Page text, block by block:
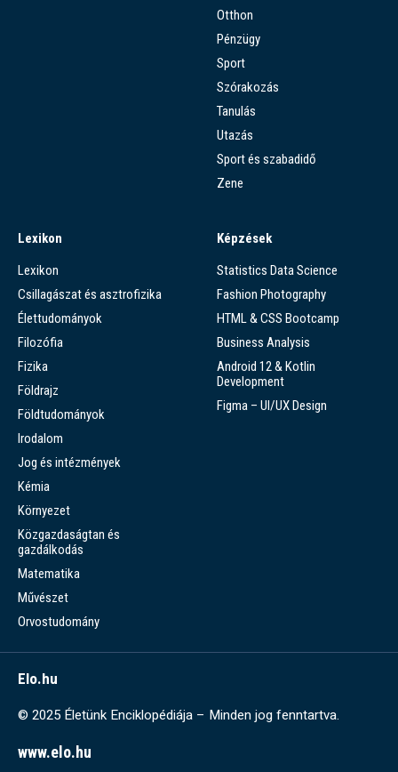
Otthon
Pénzügy
Sport
Szórakozás
Tanulás
Utazás
Sport és szabadidő
Zene
Lexikon
Lexikon
Csillagászat és asztrofizika
Élettudományok
Filozófia
Fizika
Földrajz
Földtudományok
Irodalom
Jog és intézmények
Kémia
Környezet
Közgazdaságtan és
gazdálkodás
Matematika
Művészet
Orvostudomány
Képzések
Statistics Data Science
Fashion Photography
HTML & CSS Bootcamp
Business Analysis
Android 12 & Kotlin
Development
Figma – UI/UX Design
Elo.hu
© 2025 Életünk Enciklopédiája – Minden jog fenntartva.
www.elo.hu